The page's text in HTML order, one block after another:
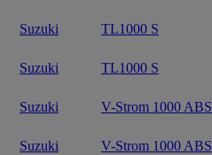
Suzuki TL1000 S
Suzuki TL1000 S
Suzuki V-Strom 1000 ABS
Suzuki V-Strom 1000 ABS